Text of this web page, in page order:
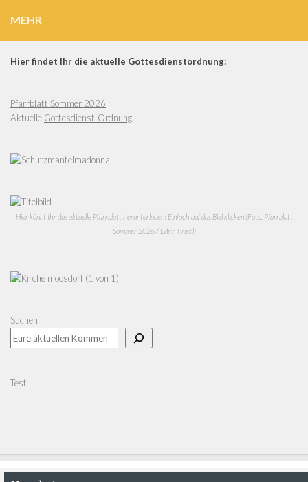
MEHR
Hier findet Ihr die aktuelle Gottesdienstordnung:
Pfarrblatt Sommer 2026
Aktuelle Gottesdienst-Ordnung
Hier könnt Ihr das aktuelle Pfarrblatt herunterladen! Einfach auf das Bild klicken (Foto: Pfarrblatt
Sommer 2026 / Edith Friedl)
Suchen
Test